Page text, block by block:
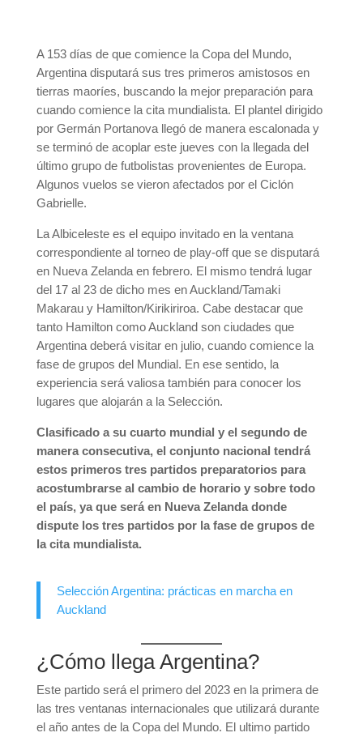
A 153 días de que comience la Copa del Mundo,
Argentina disputará sus tres primeros amistosos en
tierras maoríes, buscando la mejor preparación para
cuando comience la cita mundialista. El plantel dirigido
por Germán Portanova llegó de manera escalonada y
se terminó de acoplar este jueves con la llegada del
último grupo de futbolistas provenientes de Europa.
Algunos vuelos se vieron afectados por el Ciclón
Gabrielle.
La Albiceleste es el equipo invitado en la ventana
correspondiente al torneo de play-off que se disputará
en Nueva Zelanda en febrero. El mismo tendrá lugar
del 17 al 23 de dicho mes en Auckland/Tamaki
Makarau y Hamilton/Kirikiriroa. Cabe destacar que
tanto Hamilton como Auckland son ciudades que
Argentina deberá visitar en julio, cuando comience la
fase de grupos del Mundial. En ese sentido, la
experiencia será valiosa también para conocer los
lugares que alojarán a la Selección.
Clasificado a su cuarto mundial y el segundo de
manera consecutiva, el conjunto nacional tendrá
estos primeros tres partidos preparatorios para
acostumbrarse al cambio de horario y sobre todo
el país, ya que será en Nueva Zelanda donde
dispute los tres partidos por la fase de grupos de
la cita mundialista.
Selección Argentina: prácticas en marcha en
Auckland
¿Cómo llega Argentina?
Este partido será el primero del 2023 en la primera de
las tres ventanas internacionales que utilizará durante
el año antes de la Copa del Mundo. El ultimo partido